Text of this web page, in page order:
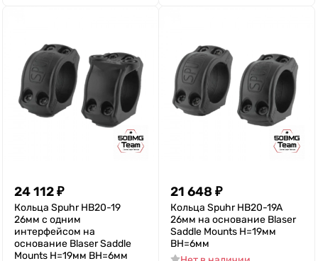
24 112₽
Кольца Spuhr HB20-19
26мм с одним
интерфейсом на
основание Blaser Saddle
Mounts H=19мм ВН=6мм
21 648 ₽
Кольца Spuhr HB20-19A
26мм на основание Blaser
Saddle Mounts H=19мм
ВН=6мм